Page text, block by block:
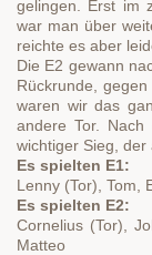
gelingen. Erst im
war man über
reichte es aber
Die E2 gewann
Rückrunde,
waren wir das
andere Tor.
wichtiger Sieg, der
Es spielten E1:
Lenny (Tor), Tom,
Es spielten E2:
Cornelius (Tor),
Matteo